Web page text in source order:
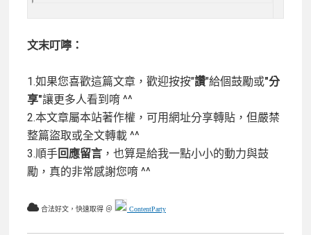
文末叮嚀：
1.如果您喜歡這篇文章，歡迎按按"讚"給個鼓勵或"分
享"讓更多人看到唷 ^^
2.本文章屬本站著作權，可用網址分享轉貼，但嚴禁
整篇盜取或全文轉載 ^^
3.順手回應留言 ，也算是給我一點小小的動力與鼓
勵，真的非常感謝您唷 ^^
合法好文，快速取得 ＠ ContentParty